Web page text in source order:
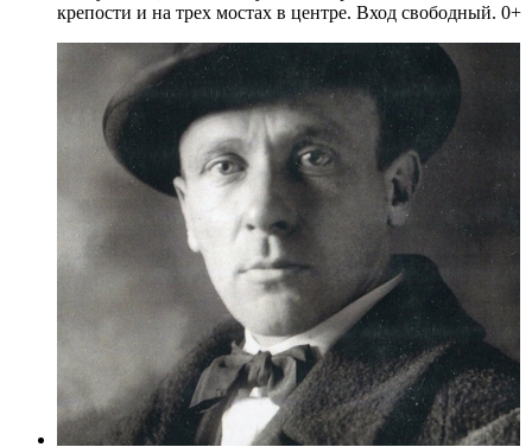
крепости и на трех мостах в центре. Вход свободный. 0+